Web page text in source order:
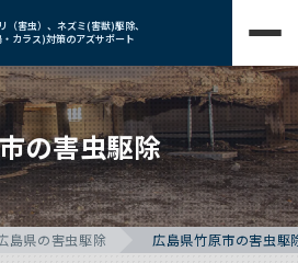
（害虫）、ネズミ(害獣)駆除、
カラス)対策のアズサポート
の害虫駆除
島県の害虫駆除 広島県竹原市の害虫駆